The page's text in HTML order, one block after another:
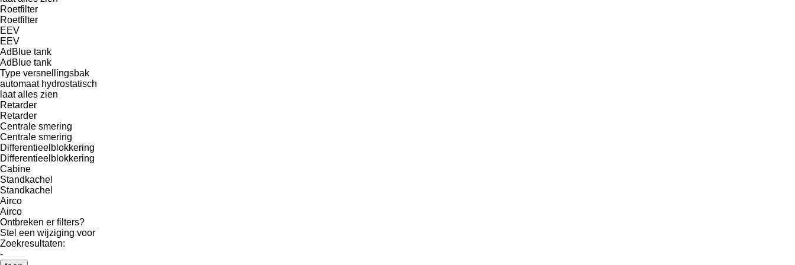
Roetfilter
Roetfilter
EEV
EEV
AdBlue tank
AdBlue tank
Type versnellingsbak
automaat hydrostatisch
laat alles zien
Retarder
Retarder
Centrale smering
Centrale smering
Differentieelblokkering
Differentieelblokkering
Cabine
Standkachel
Standkachel
Airco
Airco
Ontbreken er filters?
Stel een wijziging voor
Zoekresultaten:
-